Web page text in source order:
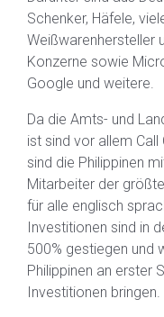
Schenker, Häfele,
Weißwarenhersteller
Konzerne sowie
Google und weitere.
Da die Amts- und
ist sind vor allem
sind die Philippinen
Mitarbeiter der
für alle englisch
Investitionen sind in
500% gestiegen und
Philippinen an erster
Investitionen bringen.